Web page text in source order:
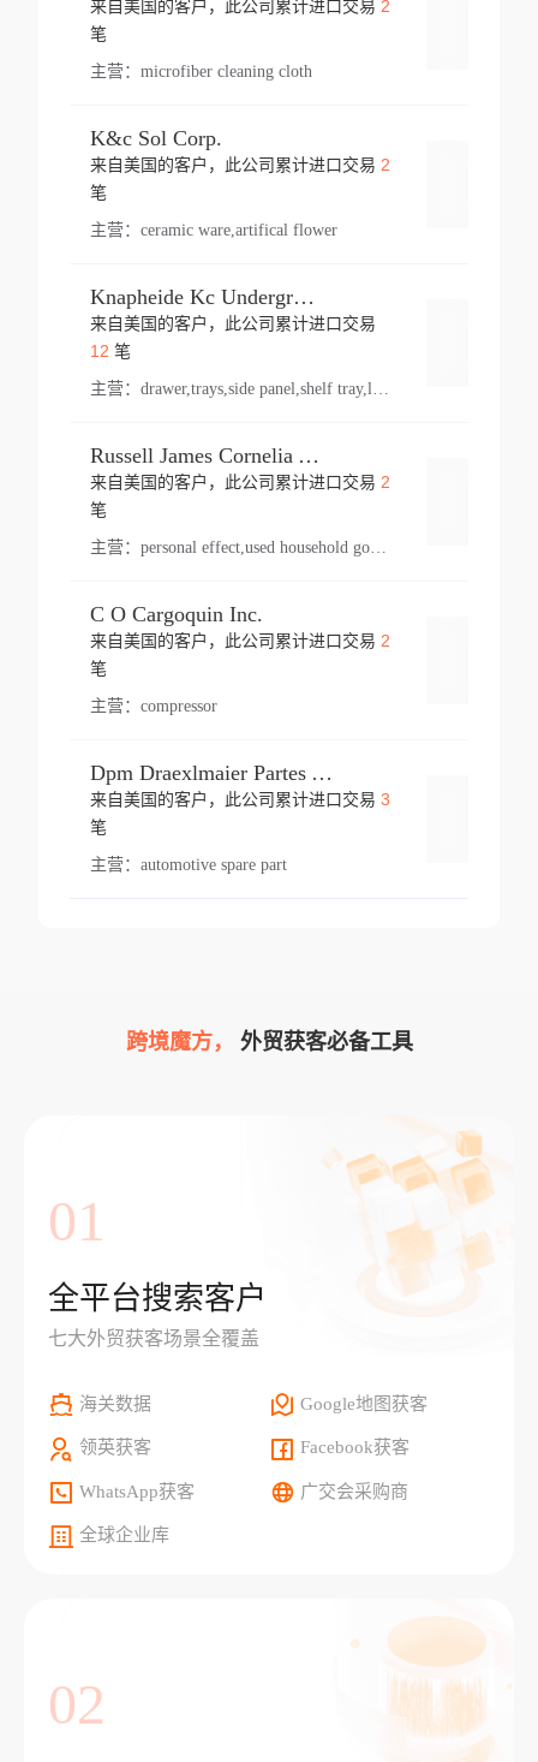
来自美国的客户，此公司累计进口交易 2
笔
主营： microfiber cleaning cloth
K&c Sol Corp.
来自美国的客户，此公司累计进口交易 2
笔
主营： ceramic ware,artifical flower
Knapheide Kc Underground
来自美国的客户，此公司累计进口交易
12 笔
主营：
Russell James Cornelia Arlington Va
来自美国的客户，此公司累计进口交易 2
笔
主营： personal effect,used household goods
C O Cargoquin Inc.
来自美国的客户，此公司累计进口交易 2
笔
主营： compressor
Dpm Draexlmaier Partes Automotrices Corr Ind Huejotzingo
来自美国的客户，此公司累计进口交易 3
笔
主营： automotive spare part
跨境魔方， 外贸获客必备工具
01
全平台搜索客户
七大外贸获客场景全覆盖
海关数据 Google地图获客
领英获客 Facebook获客
WhatsApp获客 广交会采购商
全球企业库
02